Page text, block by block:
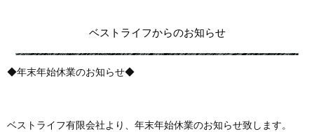
ベストライフからのお知らせ
◆年末年始休業のお知らせ◆
ベストライフ有限会社より、年末年始休業のお知らせ致します。